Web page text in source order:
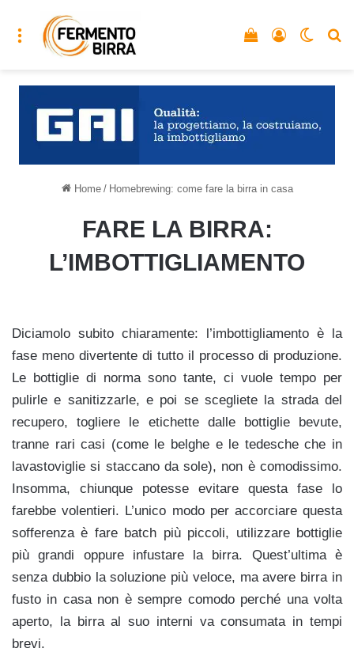
Menu Accedi
Vedi il carrello
Home / Homebrewing: come fare la birra in casa
FARE LA BIRRA:
L’IMBOTTIGLIAMENTO
Diciamolo subito chiaramente: l’imbottigliamento è la
fase meno divertente di tutto il processo di produzione.
Le bottiglie di norma sono tante, ci vuole tempo per
pulirle e sanitizzarle, e poi se scegliete la strada del
recupero, togliere le etichette dalle bottiglie bevute,
tranne rari casi (come le belghe e le tedesche che in
lavastoviglie si staccano da sole), non è comodissimo.
Insomma, chiunque potesse evitare questa fase lo
farebbe volentieri. L’unico modo per accorciare questa
sofferenza è fare batch più piccoli, utilizzare bottiglie
più grandi oppure infustare la birra. Quest’ultima è
senza dubbio la soluzione più veloce, ma avere birra in
fusto in casa non è sempre comodo perché una volta
aperto, la birra al suo interni va consumata in tempi
brevi.